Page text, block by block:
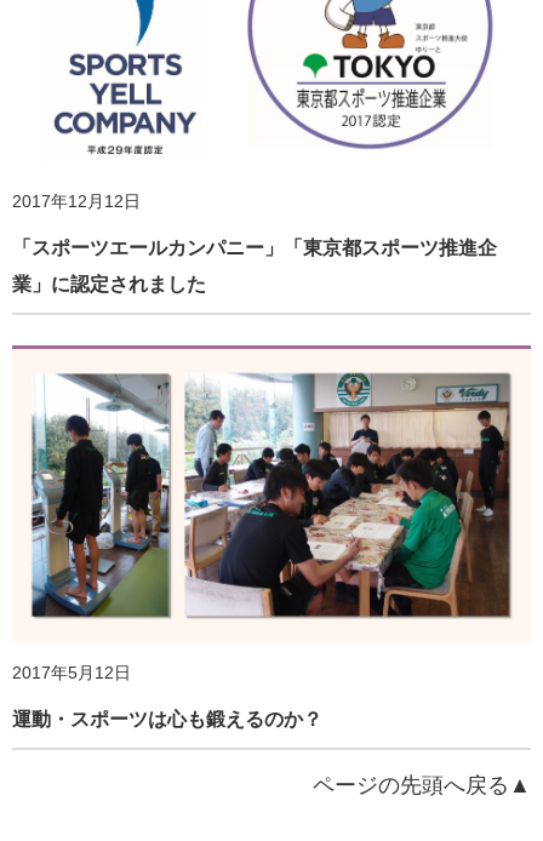
簡単にでき、続けられる！お役立ち情報誌「健康づくりウ
ォッチ」刊行
2017年12月12日
「スポーツエールカンパニー」「東京都スポーツ推進企
業」に認定されました
2017年5月12日
運動・スポーツは心も鍛えるのか？
ページの先頭へ戻る▲